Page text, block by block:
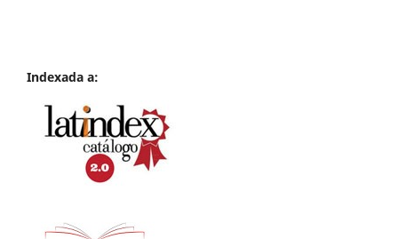
Indexada a: